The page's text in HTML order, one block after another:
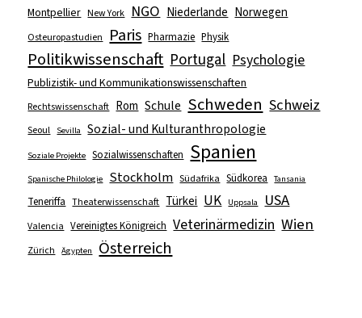
Montpellier New York NGO Niederlande Norwegen
Osteuropastudien Paris Pharmazie Physik
Politikwissenschaft Portugal Psychologie
Publizistik- und Kommunikationswissenschaften
Rechtswissenschaft Rom Schule Schweden Schweiz
Seoul Sevilla Sozial- und Kulturanthropologie
Soziale Projekte Sozialwissenschaften Spanien
Spanische Philologie Stockholm Südafrika Südkorea Tansania
Teneriffa Theaterwissenschaft Türkei UK Uppsala USA
Valencia Vereinigtes Königreich Veterinärmedizin Wien
Zürich Ägypten Österreich